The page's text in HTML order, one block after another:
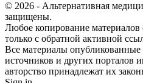
© 2026 - Альтернативная
защищены.
Любое копирование материалов
только с обратной активной
Все материалы опубликованные
источников и других порталов
авторство принадлежат их